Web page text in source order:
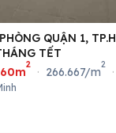
QUẬN 1,
TẾT
60m
2
· 266.667/m
2
·